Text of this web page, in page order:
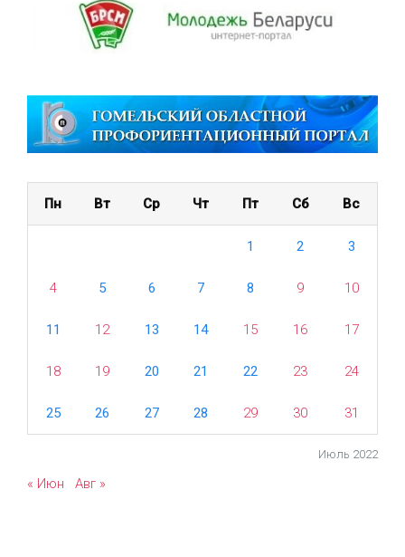
Июль 2022
Пн Вт Ср Чт Пт Сб Вс
1 2 3
4 5 6 7 8 9 10
11 12 13 14 15 16 17
18 19 20 21 22 23 24
25 26 27 28 29 30 31
« Июн Авг »